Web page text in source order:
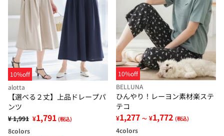
10%off
alotta
【選べる２丈】上品ドレープパ
ンツ
¥ 1,991 ¥1,791 (税込)
8colors
10%off
BELLUNA
ひんやり！レーヨン素材楽ステ
テコ
¥1,277 ～ ¥1,772 (税込)
4colors